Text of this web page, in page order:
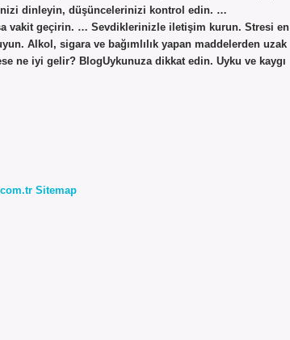
dinleyin, düşüncelerinizi kontrol edin. …
vakit geçirin. … Sevdiklerinizle iletişim kurun. Stresi en
Alkol, sigara ve bağımlılık yapan maddelerden uzak
ne iyi gelir? BlogUykunuza dikkat edin. Uyku ve kaygı
Sitemap